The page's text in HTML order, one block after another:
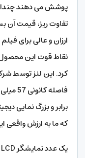
پوشش می دهند
تفاوت ریز، قیمت
ارزان و عالی برای
نقاط قوت این محصول
کرد. این لنز توسط
که ما به ارزش واقعی